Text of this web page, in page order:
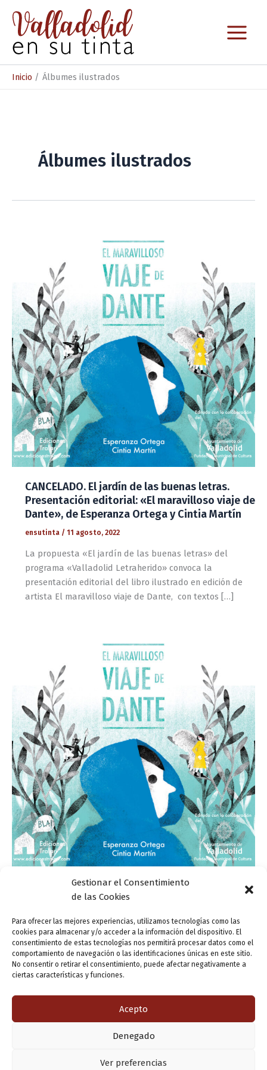
Gestionar el Consentimiento
de las Cookies
Para ofrecer las mejores experiencias, utilizamos tecnologías como las
cookies para almacenar y/o acceder a la información del dispositivo. El
consentimiento de estas tecnologías nos permitirá procesar datos como el
comportamiento de navegación o las identificaciones únicas en este sitio.
No consentir o retirar el consentimiento, puede afectar negativamente a
ciertas características y funciones.
Acepto
Denegado
Ver preferencias
contenido
Inicio Álbumes ilustrados
Álbumes ilustrados
CANCELADO. El jardín de las buenas letras.
Presentación editorial: «El maravilloso viaje de
Dante», de Esperanza Ortega y Cintia Martín
ensutinta / 11 agosto, 2022
La propuesta «El jardín de las buenas letras» del
programa «Valladolid Letraherido» convoca la
presentación editorial del libro ilustrado en edición de
artista El maravilloso viaje de Dante, con textos […]
CANCELADO. El jardín de las buenas letras.
Presentación editorial: «El maravilloso viaje de
Dante», de Esperanza Ortega y Cintia Martín
ensutinta/11 agosto, 2022
La propuesta «El jardín de las buenas letras» del
programa «Valladolid Letraherido» convoca la
Copyright © 2026 Valladolid en su titna